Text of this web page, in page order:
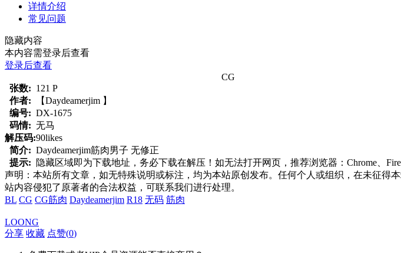
详情介绍
常见问题
隐藏内容
本内容需登录后查看
登录后查看
CG
张数: 121 P
作者:
【Daydeamerjim 】
编号: DX-1675
码情: 无马
解压码:90likes
简介: Daydeamerjim筋肉男子 无修正
提示:
隐藏区域即为下载地址，务必下载在解压！如无法打开网页，推荐浏览器：Chrome、
声明：本站所有文章，如无特殊说明或标注，均为本站原创发布。任何个人或组织，在未征
站内容侵犯了原著者的合法权益，可联系我们进行处理。
BL CG CG筋肉 Daydeamerjim R18 无码 筋肉
LOONG
分享 收藏 点赞(0)